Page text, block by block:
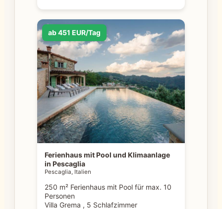
ab 451 EUR/Tag
Ferienhaus mit Pool und Klimaanlage
in Pescaglia
Pescaglia, Italien
250 m² Ferienhaus mit Pool für max. 10
Personen
Villa Grema , 5 Schlafzimmer